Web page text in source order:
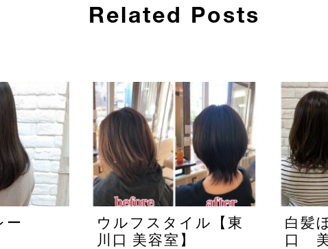
Related Posts
ー
ウルフスタイル【東
川口 美容室】
白髪
口 美